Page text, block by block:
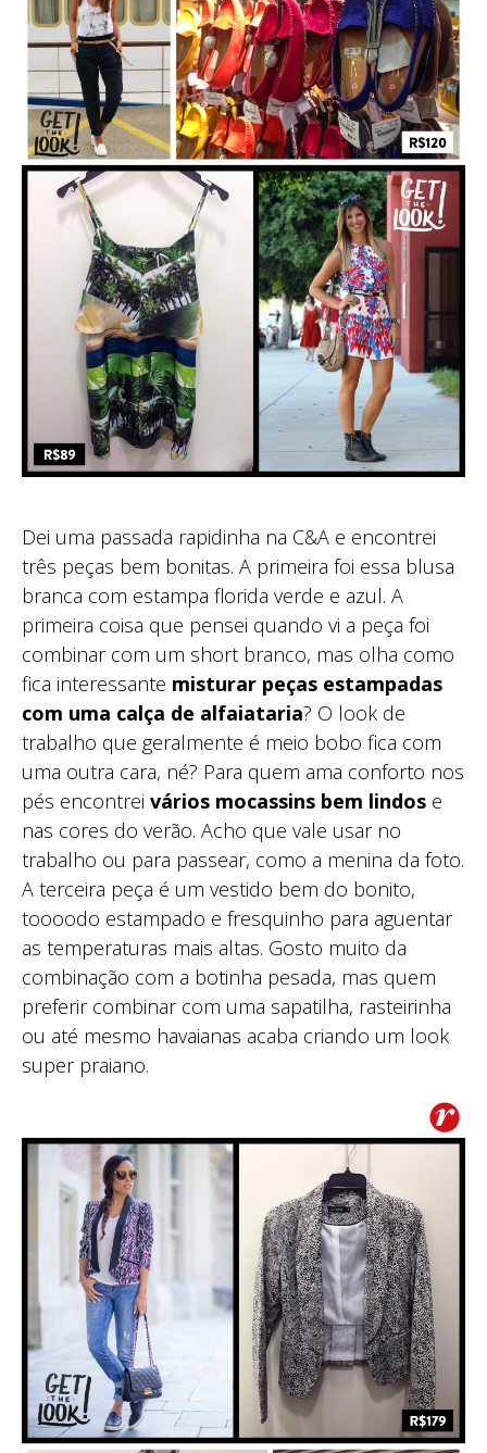
Dei uma passada rapidinha na C&A e encontrei
três peças bem bonitas. A primeira foi essa blusa
branca com estampa florida verde e azul. A
primeira coisa que pensei quando vi a peça foi
combinar com um short branco, mas olha como
fica interessante misturar peças estampadas
com uma calça de alfaiataria? O look de
trabalho que geralmente é meio bobo fica com
uma outra cara, né? Para quem ama conforto nos
pés encontrei vários mocassins bem lindos e
nas cores do verão. Acho que vale usar no
trabalho ou para passear, como a menina da foto.
A terceira peça é um vestido bem do bonito,
toooodo estampado e fresquinho para aguentar
as temperaturas mais altas. Gosto muito da
combinação com a botinha pesada, mas quem
preferir combinar com uma sapatilha, rasteirinha
ou até mesmo havaianas acaba criando um look
super praiano.